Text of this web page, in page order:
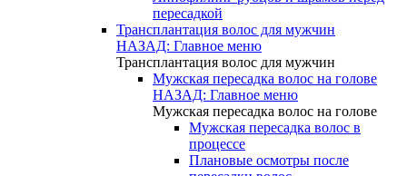
пересадкой
Трансплантация волос для мужчин
НАЗАД: Главное меню
Трансплантация волос для мужчин
Мужская пересадка волос на голове
НАЗАД: Главное меню
Мужская пересадка волос на голове
Мужская пересадка волос в
процессе
Плановые осмотры после